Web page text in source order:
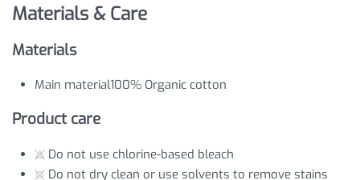
Materials & Care
Materials
Main material100% Organic cotton
Product care
Do not use chlorine-based bleach
Do not dry clean or use solvents to remove stains